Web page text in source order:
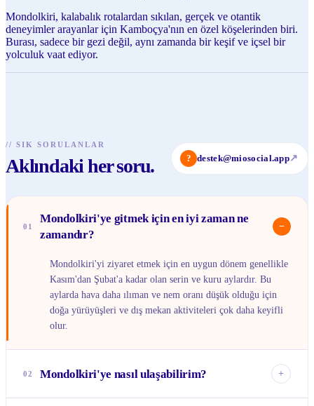
Mondolkiri, kalabalık rotalardan sıkılan, gerçek ve otantik
deneyimler arayanlar için Kamboçya'nın en özel köşelerinden biri.
Burası, sadece bir gezi değil, aynı zamanda bir keşif ve içsel bir
yolculuk vaat ediyor.
// SIK SORULANLAR
Aklındaki her soru. ? destek@miosocial.app↗
01
Mondolkiri'ye gitmek için en iyi zaman ne
zamandır?
−
Mondolkiri'yi ziyaret etmek için en uygun dönem genellikle
Kasım'dan Şubat'a kadar olan serin ve kuru aylardır. Bu
aylarda hava daha ılıman ve nem oranı düşük olduğu için
doğa yürüyüşleri ve dış mekan aktiviteleri çok daha keyifli
olur.
02 Mondolkiri'ye nasıl ulaşabilirim? +